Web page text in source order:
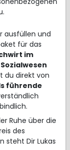
ausfüllen und
für das
im
du direkt von
führende
Ruhe über die
des
steht Dir Lukas